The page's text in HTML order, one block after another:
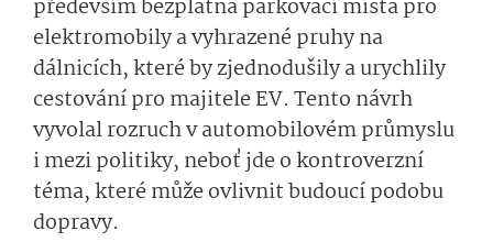
především bezplatná parkovací místa pro
elektromobily a vyhrazené pruhy na
dálnicích, které by zjednodušily a urychlily
cestování pro majitele EV. Tento návrh
vyvolal rozruch v automobilovém průmyslu
i mezi politiky, neboť jde o kontroverzní
téma, které může ovlivnit budoucí podobu
dopravy.